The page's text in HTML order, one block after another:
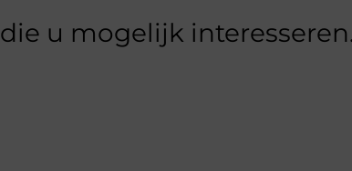
die u mogelijk